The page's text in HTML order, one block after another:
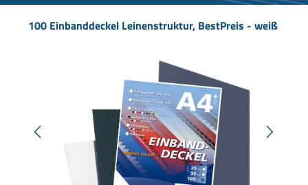
100 Einbanddeckel Leinenstruktur, BestPreis - weiß